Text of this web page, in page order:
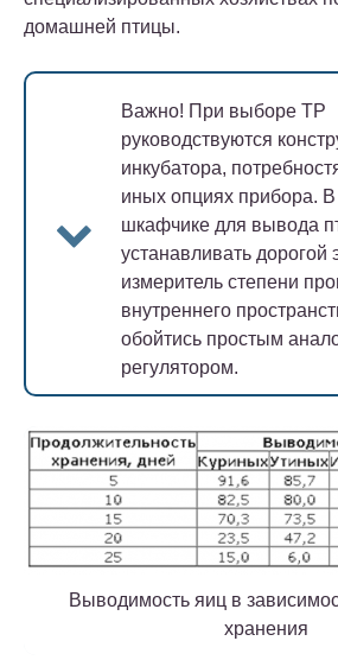
домашней птицы.
Важно! При выборе ТР
руководствуются
инкубатора,
иных опциях прибора.
шкафчике для вывода
устанавливать дорогой
измеритель степени
внутреннего
обойтись простым
регулятором.
Выводимость яиц в
хранения